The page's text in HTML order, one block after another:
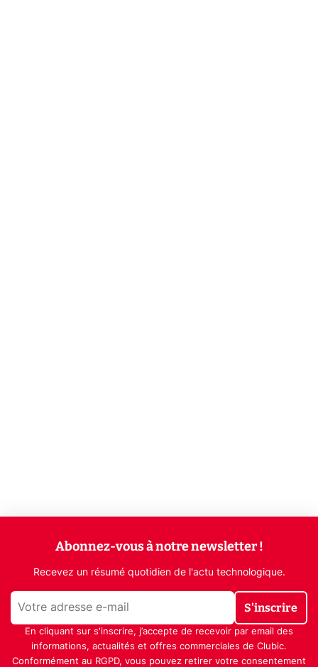
Abonnez-vous à notre newsletter !
Recevez un résumé quotidien de l'actu technologique.
S'inscrire
En cliquant sur s'inscrire, j’accepte de recevoir par email des
informations, actualités et offres commerciales de Clubic.
Conformément au RGPD, vous pouvez retirer votre consentement